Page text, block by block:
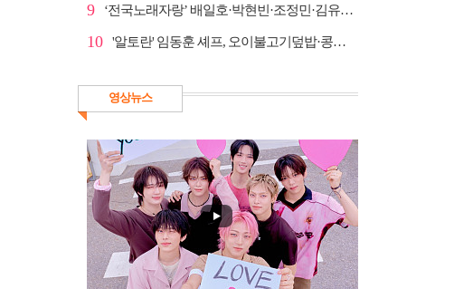
9 ‘전국노래자랑’ 배일호·박현빈·조정민·김유라·미스김, ...
10 '알토란' 임동훈 셰프, 오이불고기덮밥·콩물가지냉국 ...
영상뉴스